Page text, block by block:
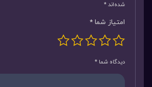
شده‌اند*
امتیاز شما *
دیدگاه شما *